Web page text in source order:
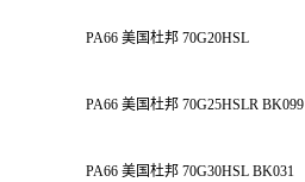
PA66 美国杜邦 70G20HSL
PA66 美国杜邦 70G25HSLR BK099
PA66 美国杜邦 70G30HSL BK031